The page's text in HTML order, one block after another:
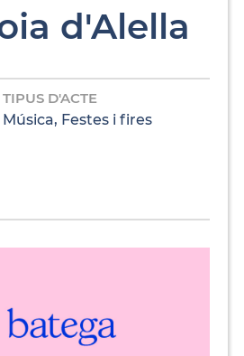
d'Alella
TIPUS D'ACTE
Música, Festes i fires